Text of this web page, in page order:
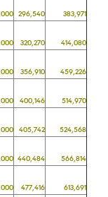
296,540 383,971
320,270 414,080
356,910 459,226
400,146 514,970
405,742 524,568
440,484 566,814
477,416 613,691